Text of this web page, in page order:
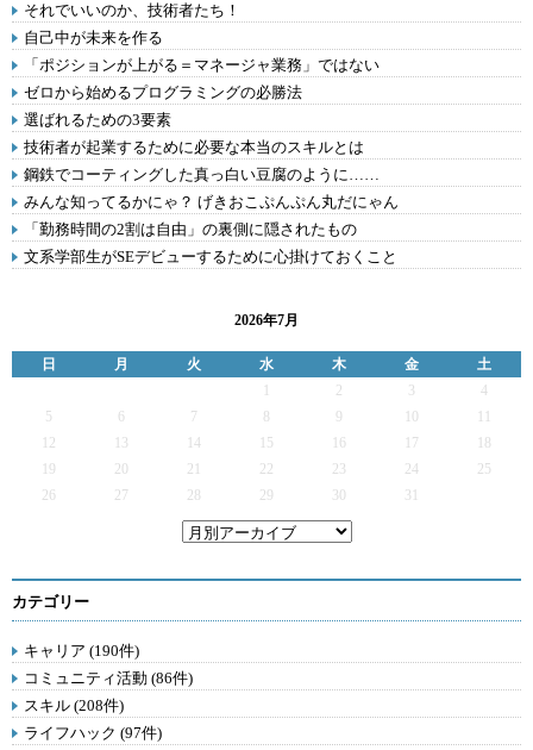
それでいいのか、技術者たち！
自己中が未来を作る
「ポジションが上がる＝マネージャ業務」ではない
ゼロから始めるプログラミングの必勝法
選ばれるための3要素
技術者が起業するために必要な本当のスキルとは
鋼鉄でコーティングした真っ白い豆腐のように……
みんな知ってるかにゃ？ げきおこぷんぷん丸だにゃん
「勤務時間の2割は自由」の裏側に隠されたもの
文系学部生がSEデビューするために心掛けておくこと
2026年7月
日 月 火 水 木 金
土
2 3
4
5
6 7 9
12
13 14 15 16 17
19
20 21 22 23 24
25
26
27 28 29 30 31
カテゴリー
キャリア (190件)
コミュニティ活動 (86件)
スキル (208件)
ライフハック (97件)